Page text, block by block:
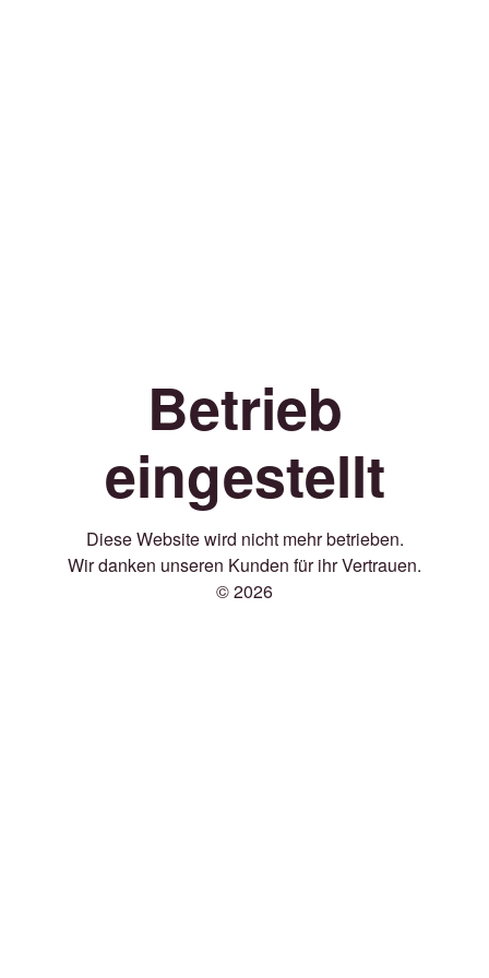
Betrieb
eingestellt
Diese Website wird nicht mehr betrieben.
Wir danken unseren Kunden für ihr Vertrauen.
© 2026